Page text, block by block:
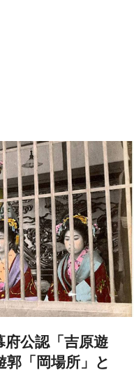
公認「吉原遊
「岡場所」と